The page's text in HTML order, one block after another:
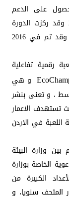
على الدعم
المقدمة للصندوق في دورة 2016-2017 وقد ركزت الدورة
على مجال ادارة النفايات بكافة انواعها وقد تم في 2016
رقمية تفاعلية
و هي
، و تعنى بنشر
تستهدف الاعمار
اللعبة في الاردن
وزارة البيئة
الخاصة بوزارة
الكبيرة من
المتحف سنويا، و